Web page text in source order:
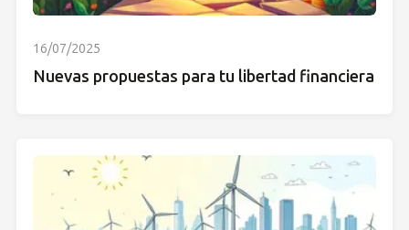
16/07/2025
Nuevas propuestas para tu libertad financiera